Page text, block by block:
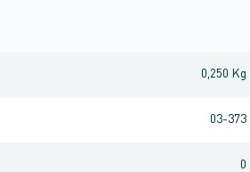
0,250 Kg
03-373
0